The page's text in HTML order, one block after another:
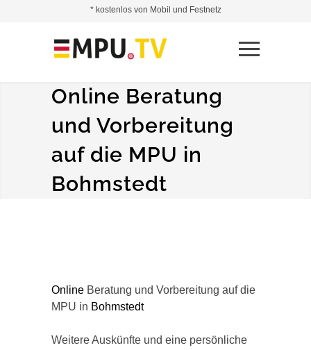
Online Beratung
und Vorbereitung
auf die MPU in
Bohmstedt
Online Beratung und Vorbereitung auf die
MPU in Bohmstedt
Weitere Auskünfte und eine persönliche
* kostenlos von Mobil und Festnetz